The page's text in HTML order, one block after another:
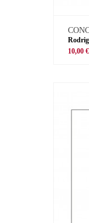
10,00 €